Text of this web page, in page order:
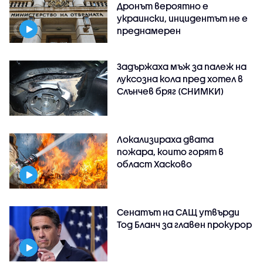
Дронът вероятно е
украински, инцидентът не е
преднамерен
Задържаха мъж за палеж на
луксозна кола пред хотел в
Слънчев бряг (СНИМКИ)
Локализираха двата
пожара, които горят в
област Хасково
Сенатът на САЩ утвърди
Тод Бланч за главен прокурор